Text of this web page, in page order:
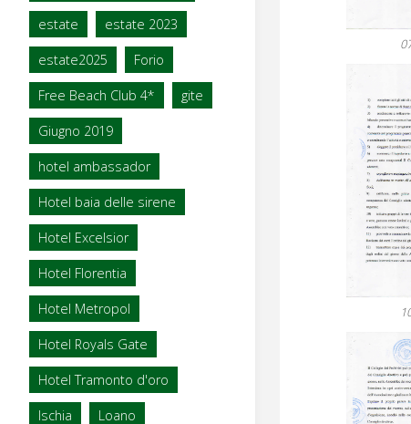
estate estate 2023
estate2025 Forio
Free Beach Club 4* gite
Giugno 2019
hotel ambassador
Hotel baia delle sirene
Hotel Excelsior
Hotel Florentia
Hotel Metropol
Hotel Royals Gate
Hotel Tramonto d'oro
Ischia Loano